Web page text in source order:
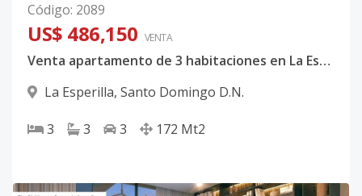
Código: 2089
US$ 486,150 VENTA
Venta apartamento de 3 habitaciones en La Esperilla.
La Esperilla, Santo Domingo D.N.
3 3 3 172 Mt2